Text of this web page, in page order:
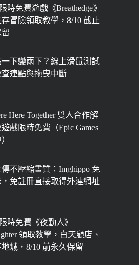
時免費遊戲《Breathedge》
冒險領取教學，8/10 截止
一下變兩下？線上滑鼠測試
查連點與拖曳中斷
Here Together 雙人合作解
戲限時免費（Epic Games
傳不壓縮畫質：Imghippo 免
，免註冊直接取得外連網址
時免費《夜勤人》
領取教學，白天顧店、
城，8/10 前永久保留